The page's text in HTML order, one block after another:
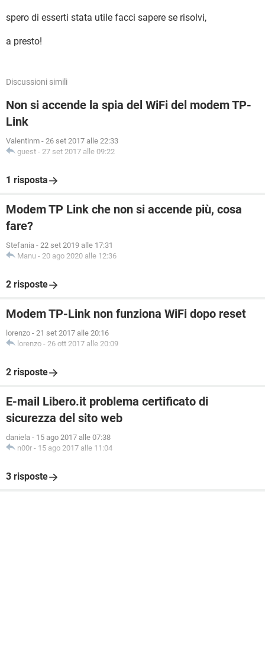
spero di esserti stata utile facci sapere se risolvi,
a presto!
Discussioni simili
Non si accende la spia del WiFi del modem TP-
Link
Valentinm - 26 set 2017 alle 22:33
guest - 27 set 2017 alle 09:22
1 risposta
Modem TP Link che non si accende più, cosa
fare?
Stefania - 22 set 2019 alle 17:31
Manu - 20 ago 2020 alle 12:36
2 risposte
Modem TP-Link non funziona WiFi dopo reset
lorenzo - 21 set 2017 alle 20:16
lorenzo - 26 ott 2017 alle 20:09
2 risposte
E-mail Libero.it problema certificato di
sicurezza del sito web
daniela - 15 ago 2017 alle 07:38
n00r - 15 ago 2017 alle 11:04
3 risposte